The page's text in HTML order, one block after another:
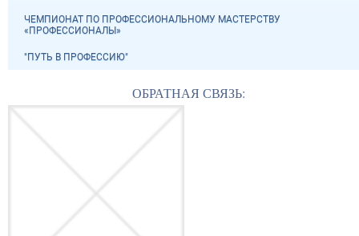
ЧЕМПИОНАТ ПО ПРОФЕССИОНАЛЬНОМУ МАСТЕРСТВУ
«ПРОФЕССИОНАЛЫ»
"ПУТЬ В ПРОФЕССИЮ"
ОБРАТНАЯ СВЯЗЬ: